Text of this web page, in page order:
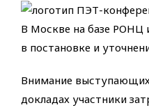
В Москве на базе РОНЦ
в постановке и
Внимание выступающих
докладах участники